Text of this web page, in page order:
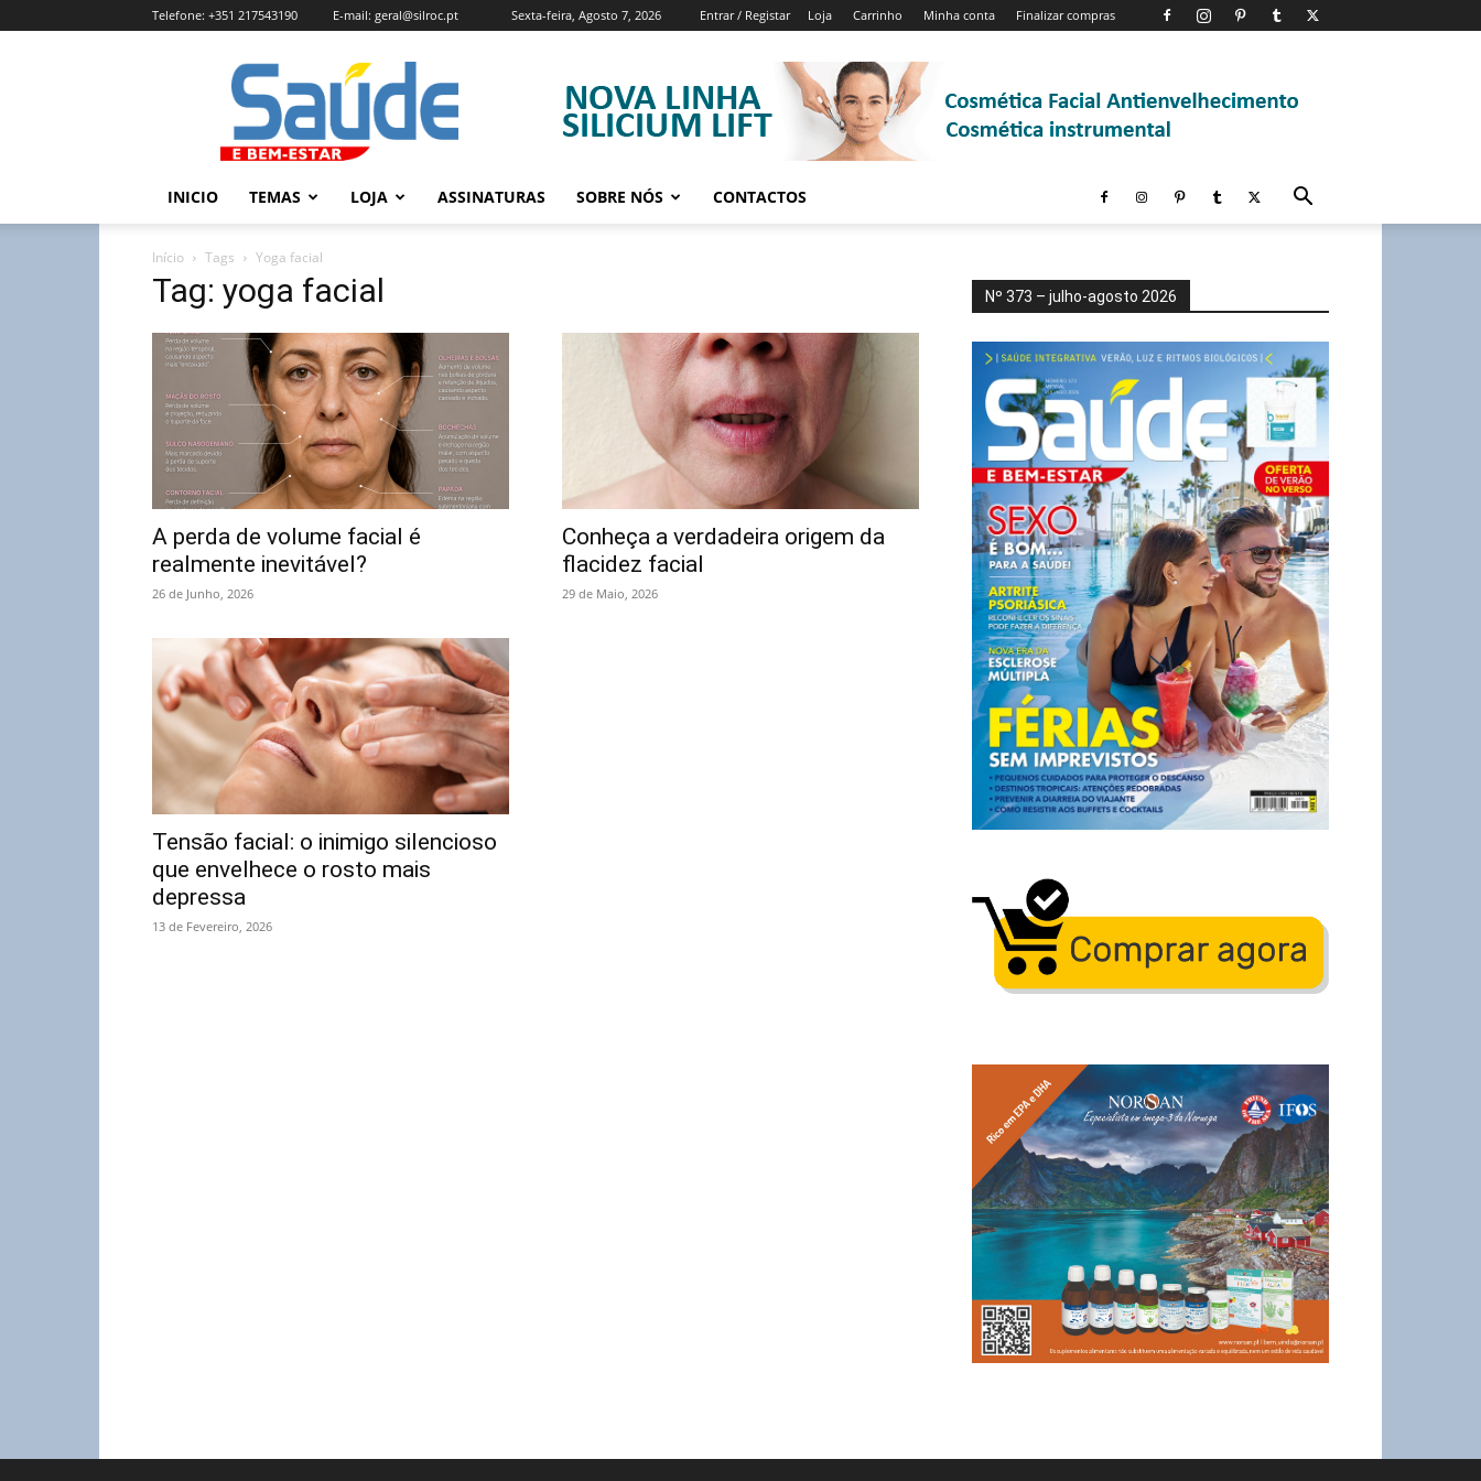
Sexta-feira, Agosto 7, 2026 Entrar / Registar Loja Carrinho Minha conta Finalizar compras
Telefone: +351 217543190 E-mail: geral@silroc.pt
Revista
Saúde
e
Bem
Estar
Edição
INICIO TEMAS LOJA ASSINATURAS SOBRE NÓS CONTACTOS
Início Tags Yoga facial
Tag: yoga facial
A perda de volume facial é
realmente inevitável?
26 de Junho, 2026
Conheça a verdadeira origem da
flacidez facial
29 de Maio, 2026
Tensão facial: o inimigo silencioso
que envelhece o rosto mais
depressa
13 de Fevereiro, 2026
Nº 373 – julho-agosto 2026